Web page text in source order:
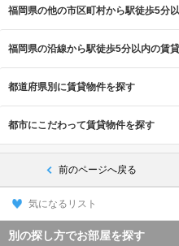
福岡県の他の市区町村から駅徒歩5分
福岡県の沿線から駅徒歩5分以内の賃
都道府県別に賃貸物件を探す
都市にこだわって賃貸物件を探す
前のページへ戻る
気になるリスト
別の探し方でお部屋を探す